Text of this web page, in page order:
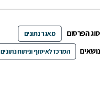
סוג הפרסום מאגר נתונים
נושאים המרכז לאיסוף וניתוח נתונים